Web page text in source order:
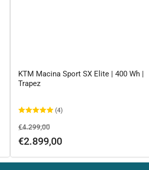
KTM Macina Sport SX Elite | 400 Wh |
Trapez
(4)
Normaler
Preis
€4.299,00Ausverkaufspreis
€2.899,00